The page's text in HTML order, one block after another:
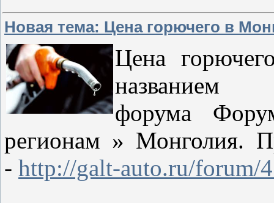
Новая тема: Цена горючего в
Цена
форума
регионам » Монголия.
- http://galt-auto.ru/forum/